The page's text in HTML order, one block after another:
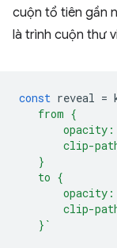
cuộn tổ tiên gần
là trình cuộn thư
const reveal =
   from {
opacity:
clip-
   }
   to {
opacity:
clip-
   }`